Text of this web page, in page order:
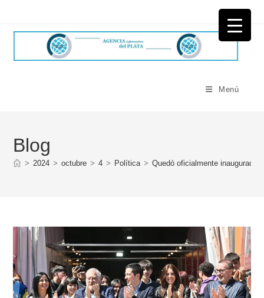
Menú
Blog
> 2024 > octubre > 4 > Política > Quedó oficialmente inaugurada